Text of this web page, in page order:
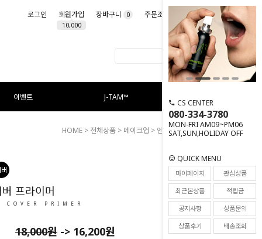
로그인 회원가입
10,000
장바구니 0 주문조회 마이페이지
이벤트 J-TAM™
CS CENTER
080-334-3780
MON-FRI AM09~PM06
SAT,SUN,HOLIDAY OFF
QUICK MENU
마이페이지
관심상품
최근본상품
적립금
공지사항
상품문의
상품후기
배송조회
HOME > 전체상품 > 메이크업 > 엔드 핏 커버 프라이머
7
프라이머
PRIMER
18,000원 -> 16,200원